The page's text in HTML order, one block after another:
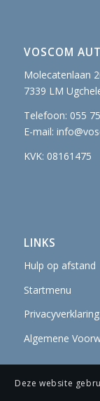
VOSCOM
Molecatenlaan
7339 LM
Telefoon: 055
E-mail:
KVK: 08161475
LINKS
Hulp op afstand
Startmenu
Privacyverklaring
Algemene
Deze website